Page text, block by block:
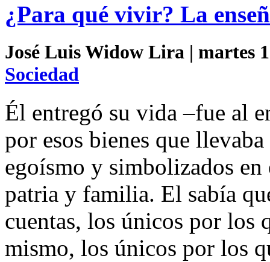
¿Para qué vivir? La
José Luis Widow Lira | martes
Sociedad
Él entregó su vida –fue al
por esos bienes que
egoísmo y simbolizados
patria y familia. El sabía
cuentas, los únicos por los
mismo, los únicos por los